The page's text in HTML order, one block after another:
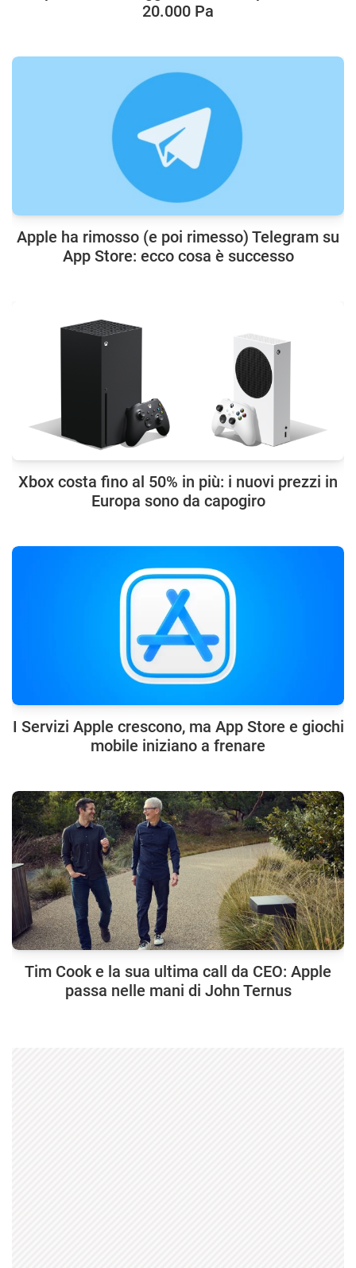
20.000 Pa
Apple ha rimosso (e poi rimesso) Telegram su
App Store: ecco cosa è successo
Xbox costa fino al 50% in più: i nuovi prezzi in
Europa sono da capogiro
I Servizi Apple crescono, ma App Store e giochi
mobile iniziano a frenare
Tim Cook e la sua ultima call da CEO: Apple
passa nelle mani di John Ternus